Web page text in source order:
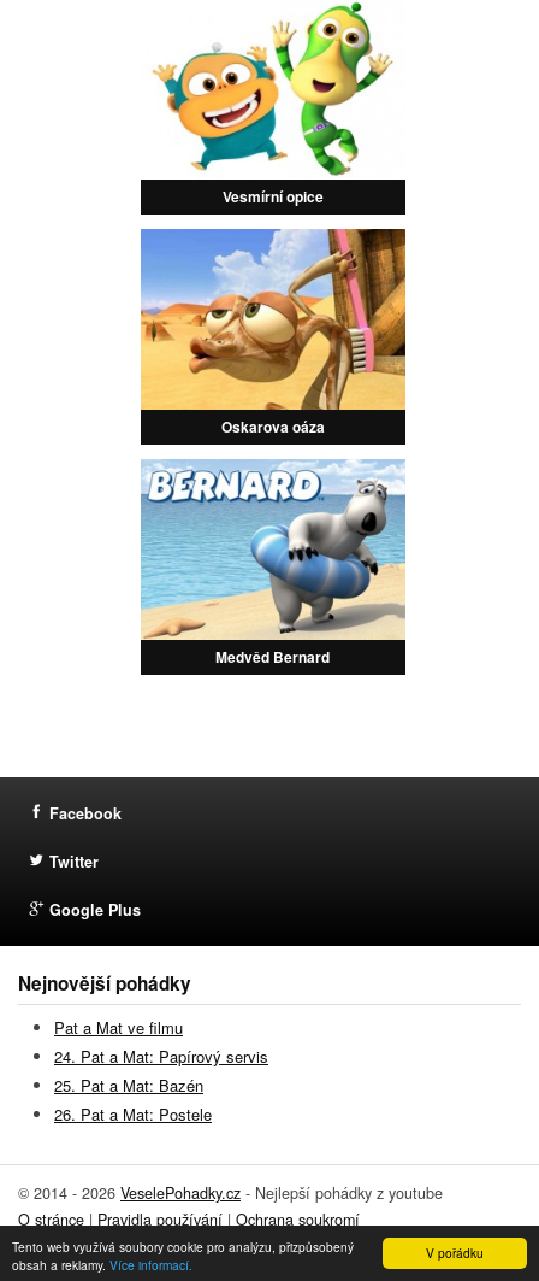
V pořádku
Tento web využívá soubory cookie pro analýzu, přizpůsobený
obsah a reklamy. Více informací.
Vesmírní opice
Oskarova oáza
Medvěd Bernard
Facebook
Twitter
Google Plus
Nejnovější pohádky
Pat a Mat ve filmu
24. Pat a Mat: Papírový servis
25. Pat a Mat: Bazén
26. Pat a Mat: Postele
© 2014 - 2026 VeselePohadky.cz - Nejlepší pohádky z youtube
O stránce | Pravidla používání | Ochrana soukromí
Přidat pohádku|Kontakt